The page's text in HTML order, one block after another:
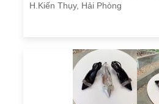
H.Kiến Thụy, Hải Phòng